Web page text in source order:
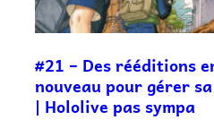
#21 – Des rééditions
nouveau pour gérer
| Hololive pas sympa